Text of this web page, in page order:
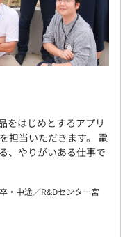
をはじめとするアプリ
担当いただきます。 電
、やりがいある仕事で
・中途／R&Dセンター宮